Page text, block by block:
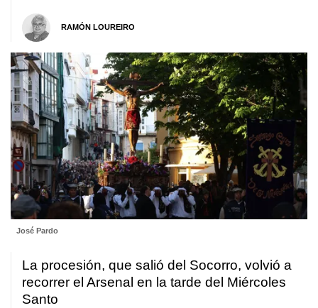
RAMÓN LOUREIRO
José Pardo
La procesión, que salió del Socorro, volvió a
recorrer el Arsenal en la tarde del Miércoles
Santo